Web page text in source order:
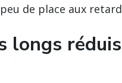
de place aux
longs